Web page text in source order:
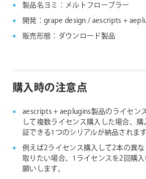
製品名ヨミ：メルトフローブラー
開発：grape design / aescripts +
販売形態：ダウンロード製品
購入時の注意点
aescripts + aeplugins製品のライセン
して複数ライセンス購入した場合、
証できる1つのシリアルが納品されます
例えば2ライセンス購入して2本の異
取りたい場合、1ライセンスを2回購
願いします。